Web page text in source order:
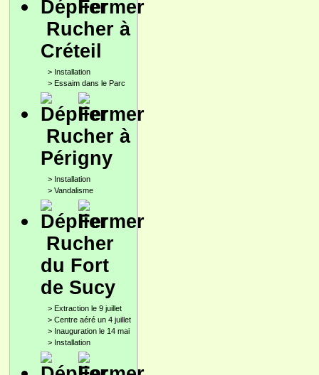
Rucher à
Créteil
> Installation
> Essaim dans le Parc
Rucher à
Périgny
> Installation
> Vandalisme
Rucher
du Fort
de Sucy
> Extraction le 9 juillet
> Centre aéré un 4 juillet
> Inauguration le 14 mai
> Installation